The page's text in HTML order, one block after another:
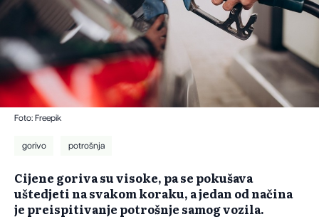
Foto: Freepik
gorivo potrošnja
Cijene goriva su visoke, pa se pokušava
uštedjeti na svakom koraku, a jedan od načina
je preispitivanje potrošnje samog vozila.